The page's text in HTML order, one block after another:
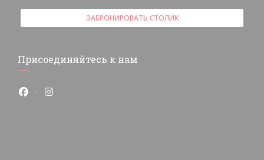
ЗАБРОНИРОВАТЬ СТОЛИК
Присоединяйтесь к нам
Facebook ((открывается в новом окне))
Instagram ((открывается в новом окне))